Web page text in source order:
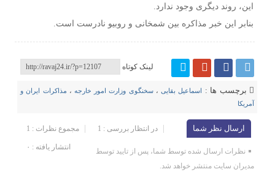
این، روند دیگری وجود ندارد.
بنابر این خبر مذاکره بین شمخانی و روبیو نادرست است.
لینک کوتاه
برچسب ها : اسماعیل بقایی،سخنگوی وزارت امور خارجه، مذاکرات ایران و
آمریکا
ارسال نظر شما مجموع نظرات : 1 در انتظار بررسی : 1
انتشار یافته : ۰
نظرات ارسال شده توسط شما، پس از تایید توسط
مدیران سایت منتشر خواهد شد.